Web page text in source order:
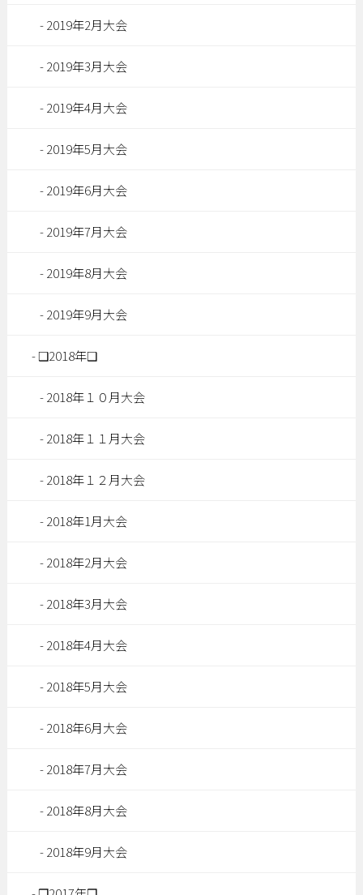
2019年2月大会
2019年3月大会
2019年4月大会
2019年5月大会
2019年6月大会
2019年7月大会
2019年8月大会
2019年9月大会
❑2018年❑
2018年１０月大会
2018年１１月大会
2018年１２月大会
2018年1月大会
2018年2月大会
2018年3月大会
2018年4月大会
2018年5月大会
2018年6月大会
2018年7月大会
2018年8月大会
2018年9月大会